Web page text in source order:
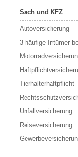
Sach und KFZ
Autoversicherung
3 häufige Irrtümer
Tierhalterhaftpflicht
Unfallversicherung
Reiseversicherung